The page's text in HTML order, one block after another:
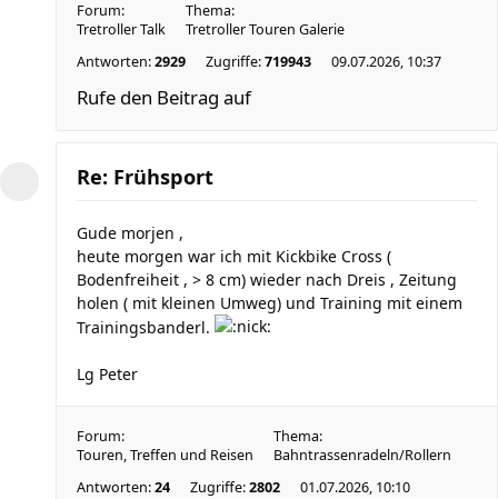
Forum:
Tretroller Talk
Thema:
Tretroller Touren Galerie
Antworten:2929 Zugriffe:719943 09.07.2026, 10:37
Rufe den Beitrag auf
Re: Frühsport
Gude morjen ,
heute morgen war ich mit Kickbike Cross (
Bodenfreiheit , > 8 cm) wieder nach Dreis , Zeitung
holen ( mit kleinen Umweg) und Training mit einem
Trainingsbanderl.
Lg Peter
Forum:
Touren, Treffen und Reisen
Thema:
Bahntrassenradeln/Rollern
Antworten:24 Zugriffe:2802 01.07.2026, 10:10